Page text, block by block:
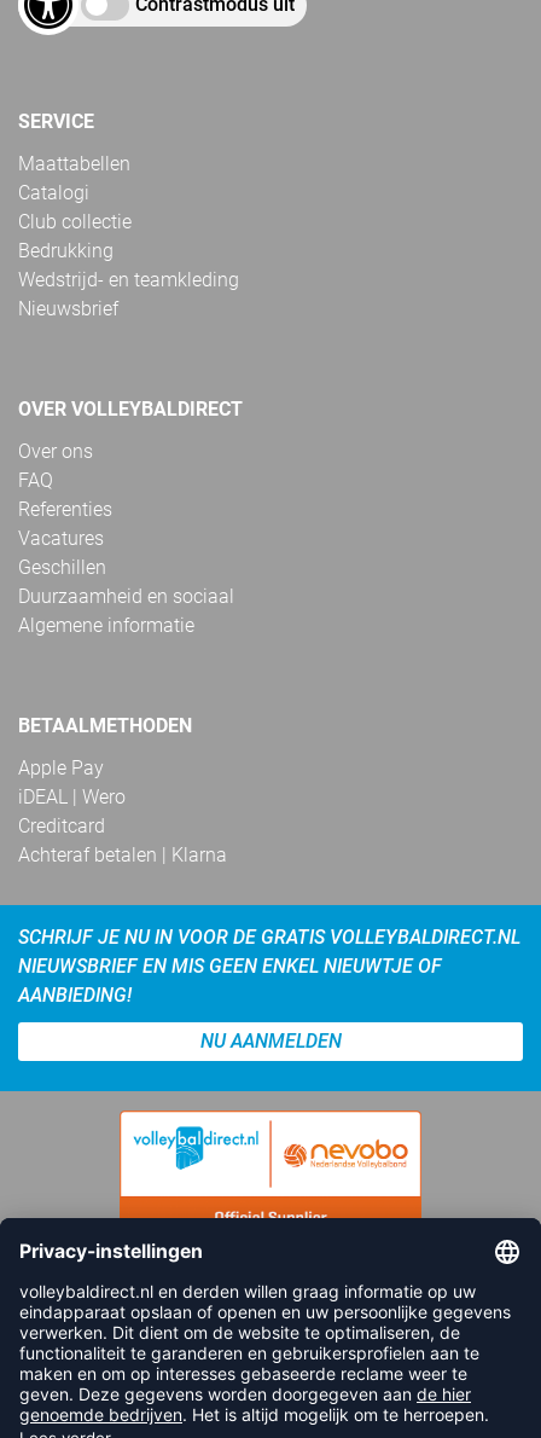
SERVICE
Maattabellen
Catalogi
Club collectie
Bedrukking
Wedstrijd- en teamkleding
Nieuwsbrief
OVER VOLLEYBALDIRECT
Over ons
FAQ
Referenties
Vacatures
Geschillen
Duurzaamheid en sociaal
Algemene informatie
BETAALMETHODEN
Apple Pay
iDEAL | Wero
Creditcard
Achteraf betalen | Klarna
SCHRIJF JE NU IN VOOR DE GRATIS VOLLEYBALDIRECT.NL
NIEUWSBRIEF EN MIS GEEN ENKEL NIEUWTJE OF
AANBIEDING!
NU AANMELDEN
FOLLOW US